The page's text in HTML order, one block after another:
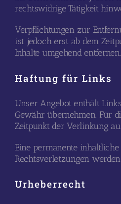
rechtswidrige Tätigkeit
Verpflichtungen zur
ist jedoch erst ab dem
Inhalte umgehend entfernen.
Haftung für Links
Unser Angebot enthält
Gewähr übernehmen. Für
Zeitpunkt der Verlinkung
Eine permanente
Rechtsverletzungen
Urheberrecht